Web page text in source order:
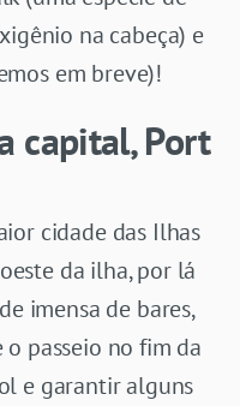
na cabeça) e
em breve)!
capital, Port
cidade das Ilhas
da ilha, por lá
imensa de bares,
o passeio no fim da
e garantir alguns